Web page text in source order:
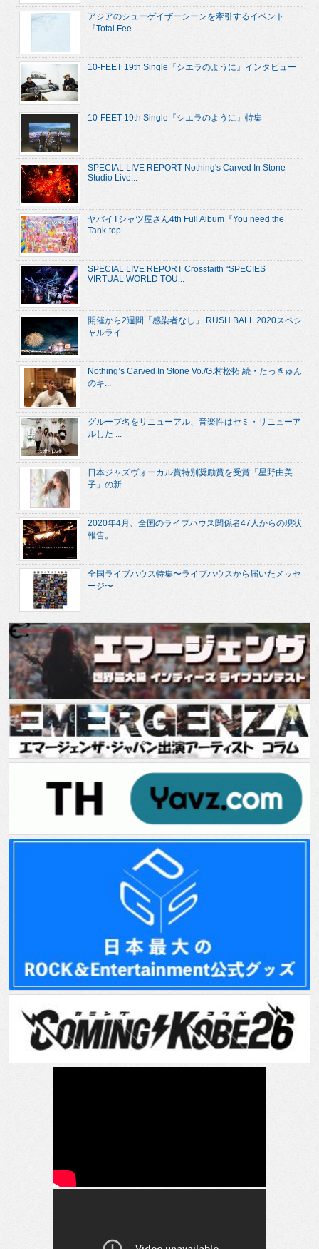
アジアのシューゲイザーシーンを牽引するイベント
『Total Fee...
10-FEET 19th Single『シエラのように』インタビュー
10-FEET 19th Single『シエラのように』特集
SPECIAL LIVE REPORT Nothing's Carved In Stone
Studio Live...
ヤバイTシャツ屋さん4th Full Album『You need the
Tank-top...
SPECIAL LIVE REPORT Crossfaith “SPECIES
VIRTUAL WORLD TOU...
開催から2週間「感染者なし」 RUSH BALL 2020スペシ
ャルライ...
Nothing’s Carved In Stone Vo./G.村松拓 続・たっきゅん
のキ...
グループ名をリニューアル、音楽性はセミ・リニューア
ルした ...
日本ジャズヴォーカル賞特別奨励賞を受賞「星野由美
子」の新...
2020年4月、全国のライブハウス関係者47人からの現状
報告。
全国ライブハウス特集〜ライブハウスから届いたメッセ
ージ〜